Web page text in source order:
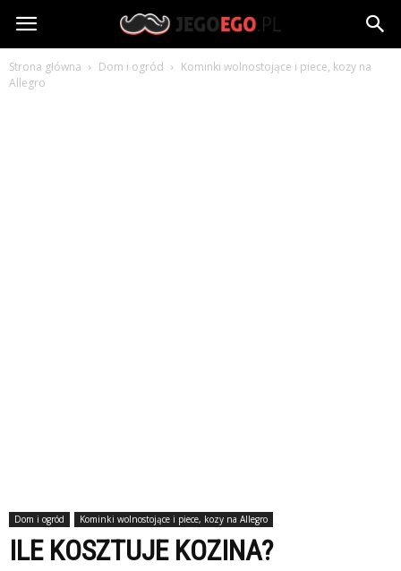
jegoego.pl
Strona główna Dom i ogród
Kominki wolnostojące i piece, kozy na
Allegro
Dom i ogród Kominki wolnostojące i piece, kozy na Allegro
ILE KOSZTUJE KOZINA?